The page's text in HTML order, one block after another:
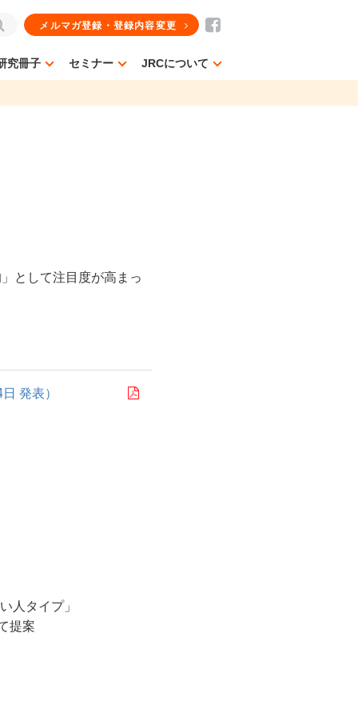
究冊子 セミナー JRCについて
メルマガ登録・登録内容変更
として注目度が高まっ
発表）
人タイプ」
提案